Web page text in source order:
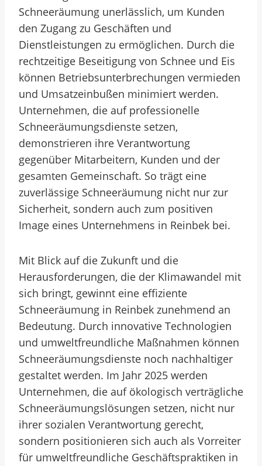
Schneeräumung unerlässlich, um Kunden
den Zugang zu Geschäften und
Dienstleistungen zu ermöglichen. Durch die
rechtzeitige Beseitigung von Schnee und Eis
können Betriebsunterbrechungen vermieden
und Umsatzeinbußen minimiert werden.
Unternehmen, die auf professionelle
Schneeräumungsdienste setzen,
demonstrieren ihre Verantwortung
gegenüber Mitarbeitern, Kunden und der
gesamten Gemeinschaft. So trägt eine
zuverlässige Schneeräumung nicht nur zur
Sicherheit, sondern auch zum positiven
Image eines Unternehmens in Reinbek bei.
Mit Blick auf die Zukunft und die
Herausforderungen, die der Klimawandel mit
sich bringt, gewinnt eine effiziente
Schneeräumung in Reinbek zunehmend an
Bedeutung. Durch innovative Technologien
und umweltfreundliche Maßnahmen können
Schneeräumungsdienste noch nachhaltiger
gestaltet werden. Im Jahr 2025 werden
Unternehmen, die auf ökologisch verträgliche
Schneeräumungslösungen setzen, nicht nur
ihrer sozialen Verantwortung gerecht,
sondern positionieren sich auch als Vorreiter
für umweltfreundliche Geschäftspraktiken in